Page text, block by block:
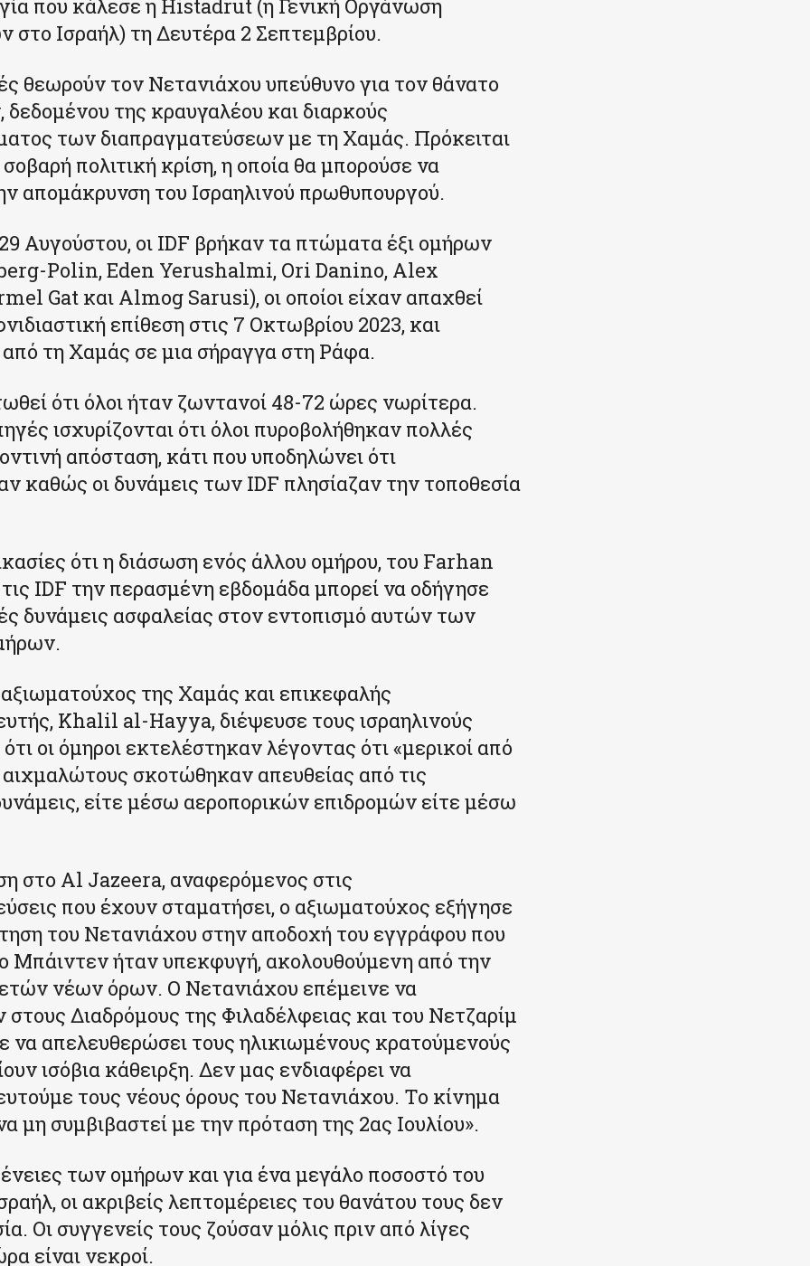
που κάλεσε η Histadrut (η Γενική Οργάνωση
στο Ισραήλ) τη Δευτέρα 2 Σεπτεμβρίου.
θεωρούν τον Νετανιάχου υπεύθυνο για τον θάνατο
της κραυγαλέου και διαρκούς
των διαπραγματεύσεων με τη Χαμάς. Πρόκειται
πολιτική κρίση, η οποία θα μπορούσε να
απομάκρυνση του Ισραηλινού πρωθυπουργού.
Αυγούστου, οι IDF βρήκαν τα πτώματα έξι ομήρων
Polin, Eden Yerushalmi, Ori Danino, Alex
Gat και Almog Sarusi), οι οποίοι είχαν απαχθεί
επίθεση στις 7 Οκτωβρίου 2023, και
τη Χαμάς σε μια σήραγγα στη Ράφα.
ότι όλοι ήταν ζωντανοί 48-72 ώρες νωρίτερα.
ισχυρίζονται ότι όλοι πυροβολήθηκαν πολλές
απόσταση, κάτι που υποδηλώνει ότι
καθώς οι δυνάμεις των IDF πλησίαζαν την τοποθεσία
ότι η διάσωση ενός άλλου ομήρου, του Farhan
IDF την περασμένη εβδομάδα μπορεί να οδήγησε
δυνάμεις ασφαλείας στον εντοπισμό αυτών των
της Χαμάς και επικεφαλής
Khalil al-Hayya, διέψευσε τους ισραηλινούς
οι όμηροι εκτελέστηκαν λέγοντας ότι «μερικοί από
σκοτώθηκαν απευθείας από τις
είτε μέσω αεροπορικών επιδρομών είτε μέσω
στο Al Jazeera, αναφερόμενος στις
που έχουν σταματήσει, ο αξιωματούχος εξήγησε
του Νετανιάχου στην αποδοχή του εγγράφου που
Μπάιντεν ήταν υπεκφυγή, ακολουθούμενη από την
νέων όρων. Ο Νετανιάχου επέμεινε να
στους Διαδρόμους της Φιλαδέλφειας και του Νετζαρίμ
να απελευθερώσει τους ηλικιωμένους κρατούμενούς
ισόβια κάθειρξη. Δεν μας ενδιαφέρει να
τους νέους όρους του Νετανιάχου. Το κίνημα
μη συμβιβαστεί με την πρόταση της 2ας Ιουλίου».
των ομήρων και για ένα μεγάλο ποσοστό του
οι ακριβείς λεπτομέρειες του θανάτου τους δεν
Οι συγγενείς τους ζούσαν μόλις πριν από λίγες
είναι νεκροί.